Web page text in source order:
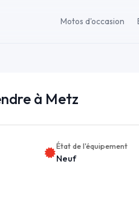
Motos d'occasion
à Metz
État de l'équipement
Neuf